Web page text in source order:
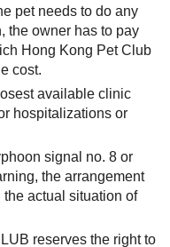
pet needs to do any
the owner has to pay
Hong Kong Pet Club
cost.
available clinic
hospitalizations or
signal no. 8 or
the arrangement
actual situation of
reserves the right to